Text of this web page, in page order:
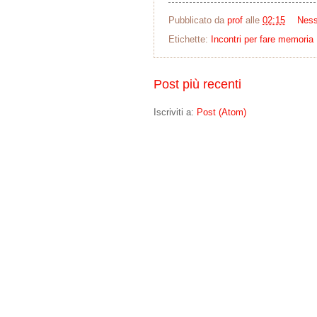
Pubblicato da prof alle 02:15
Etichette: Incontri per fare memoria
Post più recenti
Iscriviti a: Post (Atom)